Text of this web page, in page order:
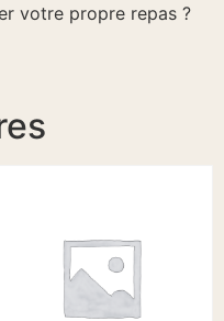
votre propre repas ?